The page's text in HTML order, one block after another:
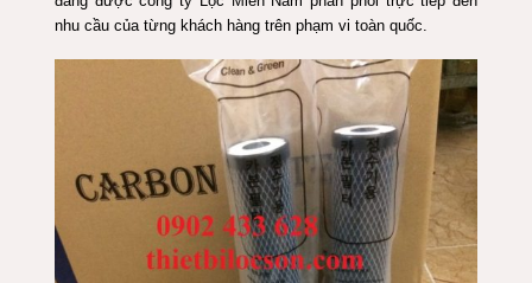
nhu cầu của từng khách hàng trên phạm vi toàn quốc.